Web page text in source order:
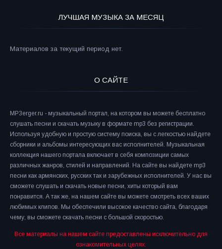
ЛУЧШАЯ МУЗЫКА ЗА МЕСЯЦ
Материалов за текущий период нет.
О САЙТЕ
MP3erger.ru - музыкальный портал, на котором вы можете бесплатно
слушать песни и скачать музыку в формате mp3 без регистрации.
Используя удобную и простую систему поиска, вы с легкостью найдете
сборники и альбомы интересующих вас исполнителей. Музыкальная
коллекция нашего портала включает в себя композиции самых
различных жанров, стилей и направлений. На сайте вы найдете mp3
песни как армянских, русских так и зарубежных исполнителей. У нас вы
сможете слушать и скачать новые песни, хиты который вам
понравится. А так же, на нашем сайте вы можете смотреть всех ваших
любимых клипов. Мы обеспечили высокое качество сайта, благодаря
чему, вы сможете скачать песни с большой скоростью.
Все материалы на нашем сайте предоставлены исключительно для
ознакомительных целях.